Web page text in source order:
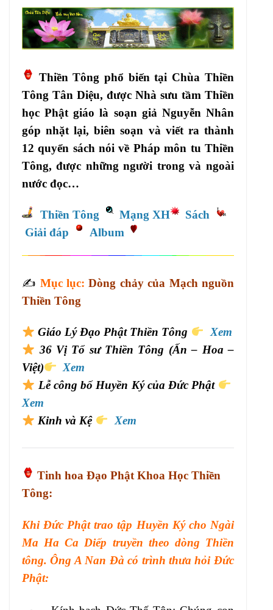
Thiền Tông phổ biến tại Chùa Thiền
Tông Tân Diệu, được Nhà sưu tầm Thiền
học Phật giáo là soạn giả Nguyễn Nhân
góp nhặt lại, biên soạn và viết ra thành
12 quyển sách nói về Pháp môn tu Thiền
Tông, được những người trong và ngoài
nước đọc…
Thiền Tông Mạng XH
Sách
Giải đáp
Album
✍️ Mục lục: Dòng chảy của Mạch nguồn
Thiền Tông
Giáo Lý Đạo Phật Thiền Tông
Xem
36 Vị Tổ sư Thiền Tông (Ấn – Hoa –
Việt)
Xem
Lễ công bố Huyền Ký của Đức Phật
Xem
Kinh và Kệ
Xem
Tinh hoa Đạo Phật Khoa Học Thiền
Tông:
Khi Đức Phật trao tập Huyền Ký cho Ngài
Ma Ha Ca Diếp truyền theo dòng Thiền
tông. Ông A Nan Đà có trình thưa hỏi Đức
Phật: